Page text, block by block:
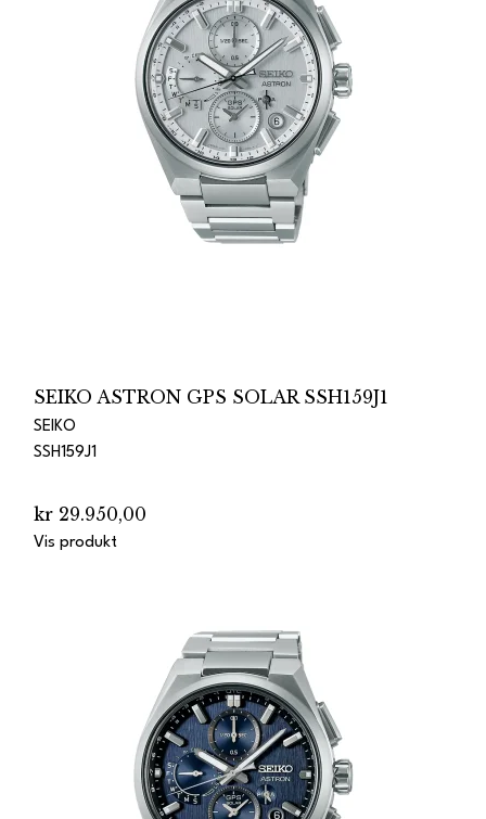
SEIKO ASTRON GPS SOLAR SSH159J1
SEIKO
SSH159J1
kr 29.950,00
Vis produkt